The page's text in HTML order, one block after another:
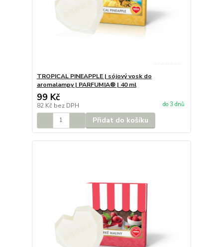
TROPICAL PINEAPPLE | sójový vosk do
aromalampy | PARFUMIA® | 40 ml
99 Kč
82 Kč bez DPH do 3 dnů
Přidat do košíku